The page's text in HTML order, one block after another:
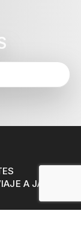
A JAPÓN